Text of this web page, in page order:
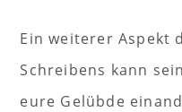
Ein weiterer Aspekt
Schreibens kann
eure Gelübde